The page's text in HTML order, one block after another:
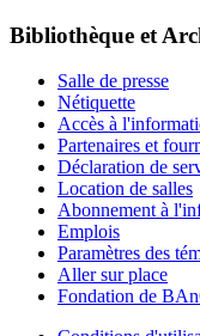
Bibliothèque et
Salle de presse
Nétiquette
Accès à
Partenaires et
Déclaration de
Location de salles
Abonnement à
Emplois
Paramètres des
Aller sur place
Fondation de